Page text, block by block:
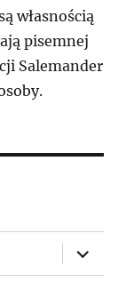
własnością
pisemnej
Salemander
rozwiń
menu
potomne